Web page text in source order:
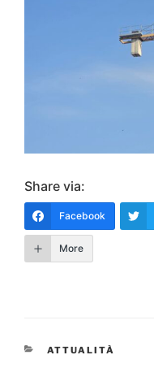
Share via:
Facebook
More
CATEGORIE
ATTUALITÀ